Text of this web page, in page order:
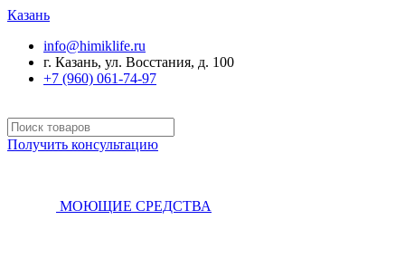
Казань
info@himiklife.ru
г. Казань, ул. Восстания, д. 100
+7 (960) 061-74-97
Получить консультацию
МОЮЩИЕ СРЕДСТВА